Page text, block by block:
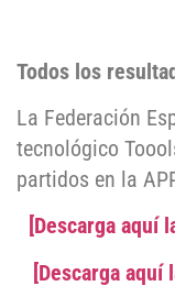
Todos los
La Federación
tecnológico
partidos en la
[Descarga aquí
[Descarga aquí